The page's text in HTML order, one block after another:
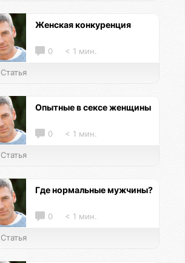
Женская конкуренция
0 < 1 мин.
Статья
Опытные в сексе женщины
0 < 1 мин.
Статья
Где нормальные мужчины?
0 < 1 мин.
Статья